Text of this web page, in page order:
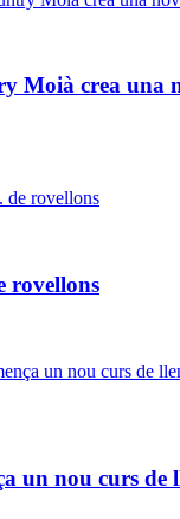
Moià crea una
rovellons
un nou curs de